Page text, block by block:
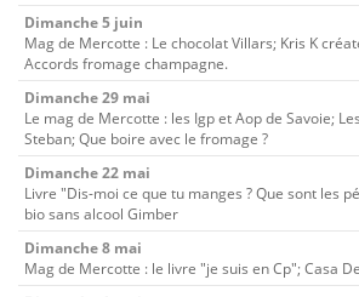
Dimanche 5 juin
Mag de Mercotte : Le chocolat Villars; Kris K
Accords fromage champagne.
Dimanche 29 mai
Le mag de Mercotte : les Igp et Aop de Savoie;
Steban; Que boire avec le fromage ?
Dimanche 22 mai
Livre "Dis-moi ce que tu manges ? Que sont les
bio sans alcool Gimber
Dimanche 8 mai
Mag de Mercotte : le livre "je suis en Cp"; Casa